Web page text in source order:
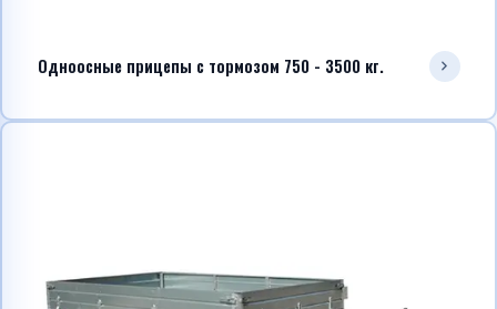
Одноосные прицепы с тормозом 750 - 3500 кг.